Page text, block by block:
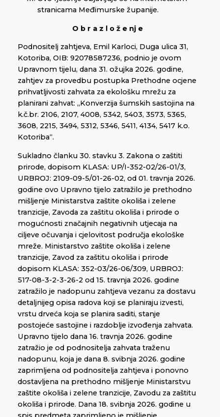
stranicama Međimurske županije.
O b r a z l o ž e nj e
Podnositelj zahtjeva, Emil Karloci, Duga ulica 31,
Kotoriba, OIB: 92078587236, podnio je ovom
Upravnom tijelu, dana 31. ožujka 2026. godine,
zahtjev za provedbu postupka Prethodne ocjene
prihvatljivosti zahvata za ekološku mrežu za
planirani zahvat: „Konverzija šumskih sastojina na
k.č.br. 2106, 2107, 4008, 5342, 5403, 3573, 5365,
3608, 2215, 3494, 5312, 5346, 5411, 4134, 5417 k.o.
Kotoriba“.
Sukladno članku 30. stavku 3. Zakona o zaštiti
prirode, dopisom KLASA: UP/I-352-02/26-01/3,
URBROJ: 2109-09-5/01-26-02, od 01. travnja 2026.
godine ovo Upravno tijelo zatražilo je prethodno
mišljenje Ministarstva zaštite okoliša i zelene
tranzicije, Zavoda za zaštitu okoliša i prirode o
mogućnosti značajnih negativnih utjecaja na
ciljeve očuvanja i cjelovitost područja ekološke
mreže. Ministarstvo zaštite okoliša i zelene
tranzicije, Zavod za zaštitu okoliša i prirode
dopisom KLASA: 352-03/26-06/309, URBROJ:
517-08-3-2-3-26-2 od 15. travnja 2026. godine
zatražilo je nadopunu zahtjeva vezanu za dostavu
detaljnijeg opisa radova koji se planiraju izvesti,
vrstu drveća koja se planira saditi, stanje
postojeće sastojine i razdoblje izvođenja zahvata.
Upravno tijelo dana 16. travnja 2026. godine
zatražio je od podnositelja zahvata traženu
nadopunu, koja je dana 8. svibnja 2026. godine
zaprimljena od podnositelja zahtjeva i ponovno
dostavljena na prethodno mišljenje Ministarstvu
zaštite okoliša i zelene tranzicije, Zavodu za zaštitu
okoliša i prirode. Dana 18. svibnja 2026. godine u